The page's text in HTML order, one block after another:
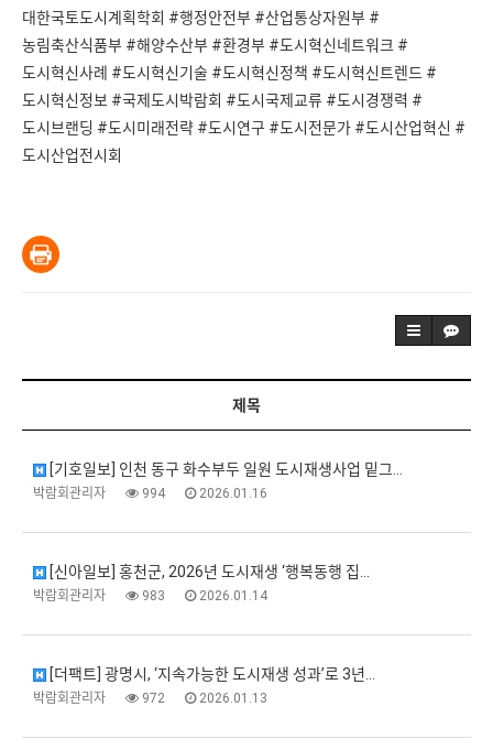
대한국토도시계획학회 #행정안전부 #산업통상자원부 #
농림축산식품부 #해양수산부 #환경부 #도시혁신네트워크 #
도시혁신사례 #도시혁신기술 #도시혁신정책 #도시혁신트렌드 #
도시혁신정보 #국제도시박람회 #도시국제교류 #도시경쟁력 #
도시브랜딩 #도시미래전략 #도시연구 #도시전문가 #도시산업혁신 #
도시산업전시회
제목
[기호일보] 인천 동구 화수부두 일원 도시재생사업 밑그…
박람회관리자 994 2026.01.16
[신아일보] 홍천군, 2026년 도시재생 ‘행복동행 집…
박람회관리자 983 2026.01.14
[더팩트] 광명시, ‘지속가능한 도시재생 성과’로 3년…
박람회관리자 972 2026.01.13